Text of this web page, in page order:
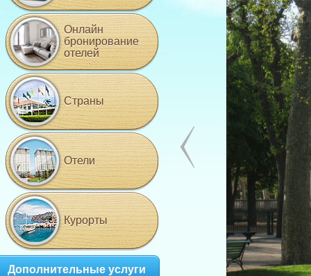
Онлайн
бронирование
отелей
Страны
Отели
Курорты
Дополнительные услуги